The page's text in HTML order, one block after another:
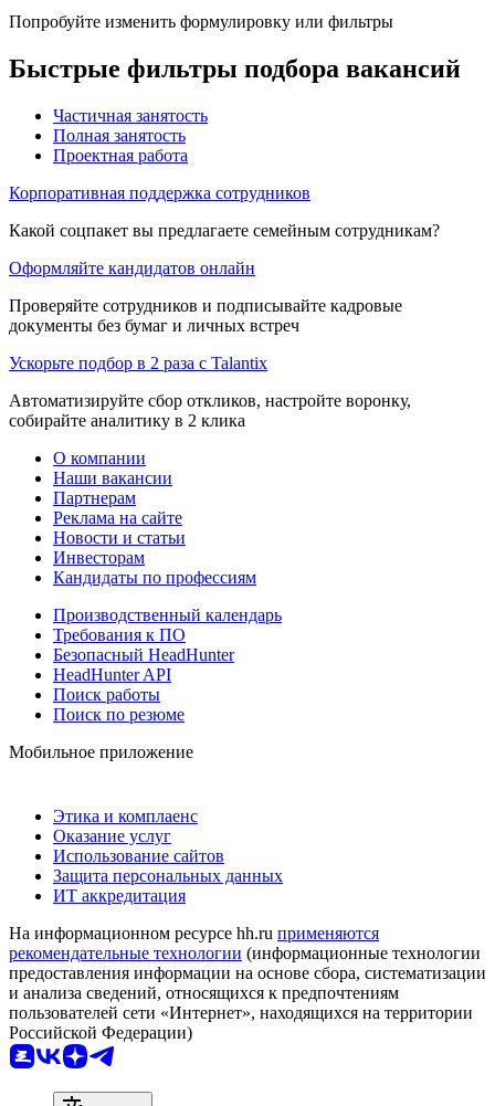
Попробуйте изменить формулировку или фильтры
Быстрые фильтры подбора вакансий
Частичная занятость
Полная занятость
Проектная работа
Корпоративная поддержка сотрудников
Какой соцпакет вы предлагаете семейным сотрудникам?
Оформляйте кандидатов онлайн
Проверяйте сотрудников и подписывайте кадровые
документы без бумаг и личных встреч
Ускорьте подбор в 2 раза с Talantix
Автоматизируйте сбор откликов, настройте воронку,
собирайте аналитику в 2 клика
О компании
Наши вакансии
Партнерам
Реклама на сайте
Новости и статьи
Инвесторам
Кандидаты по профессиям
Производственный календарь
Требования к ПО
Безопасный HeadHunter
HeadHunter API
Поиск работы
Поиск по резюме
Мобильное приложение
Этика и комплаенс
Оказание услуг
Использование сайтов
Защита персональных данных
ИТ аккредитация
На информационном ресурсе hh.ru применяются
рекомендательные технологии (информационные технологии
предоставления информации на основе сбора, систематизации
и анализа сведений, относящихся к предпочтениям
пользователей сети «Интернет», находящихся на территории
Российской Федерации)